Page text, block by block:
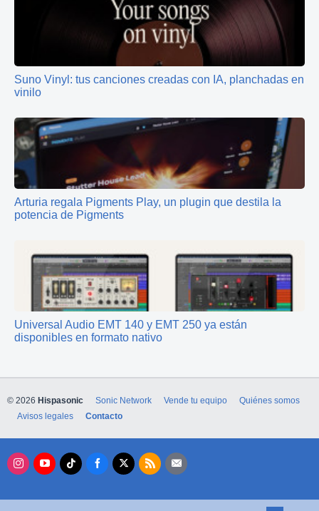
Suno Vinyl: tus canciones creadas con IA, planchadas en
vinilo
Arturia regala Pigments Play, un plugin que destila la
potencia de Pigments
Universal Audio EMT 140 y EMT 250 ya están
disponibles en formato nativo
© 2026 Hispasonic Sonic Network Vende tu equipo
Quiénes somos
Avisos legales
Contacto